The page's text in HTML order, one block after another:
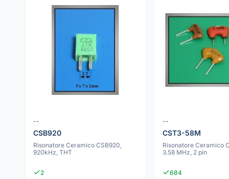
--
CSB920
Risonatore Ceramico CSB920,
920kHz, THT
2
--
CST3-58M
Risonatore Ceramico
3.58 MHz, 2 pin
684